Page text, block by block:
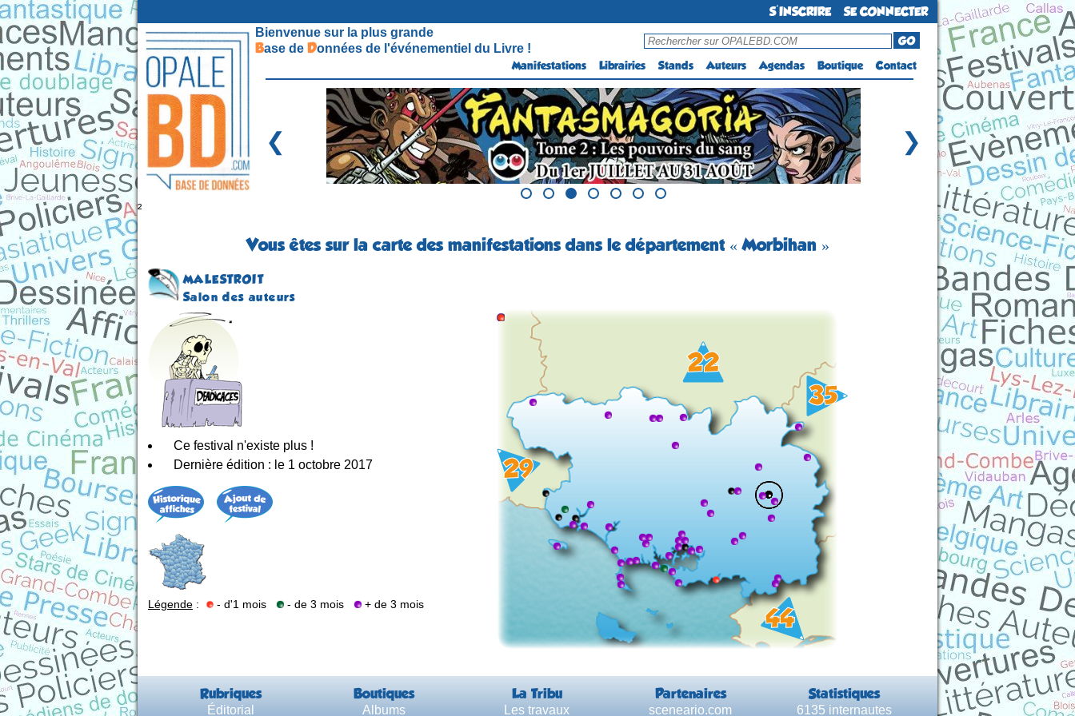
S'INSCRIRE
SE CONNECTER
Bienvenue sur la plus grande
Base de Données de l'événementiel du Livre !
GO
Manifestations
Librairies Stands Auteurs Agendas Boutique Contact
❮ ❯
²
Vous êtes sur la carte des manifestations dans le département « Morbihan »
MALESTROIT
Salon des auteurs
Ce festival n'existe plus !
Dernière édition : le 1 octobre 2017
Légende : - d'1 mois - de 3 mois + de 3 mois
Rubriques Boutiques La Tribu Partenaires Statistiques
Éditorial Albums Les travaux sceneario.com 6135 internautes